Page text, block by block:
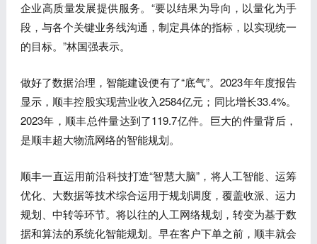
企业高质量发展提供服务。“要以结果为导向，以量化为手
段，与各个关键业务线沟通，制定具体的指标，以实现统一
的目标。”林国强表示。
做好了数据治理，智能建设便有了“底气”。2023年年度报告
显示，顺丰控股实现营业收入2584亿元；同比增长33.4%。
2023年，顺丰总件量达到了119.7亿件。巨大的件量背后，
是顺丰超大物流网络的智能规划。
顺丰一直运用前沿科技打造“智慧大脑”，将人工智能、运筹
优化、大数据等技术综合运用于规划调度，覆盖收派、运力
规划、中转等环节。将以往的人工网络规划，转变为基于数
据和算法的系统化智能规划。早在客户下单之前，顺丰就会